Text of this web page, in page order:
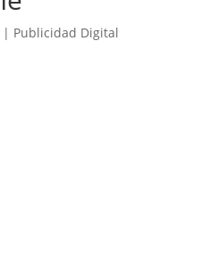
Publicidad Digital